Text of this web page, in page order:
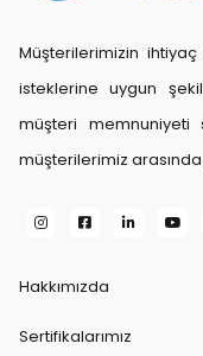
Müşterilerimizin
isteklerine uygun
müşteri memnuniyeti
müşterilerimiz
Hakkımızda
Sertifikalarımız